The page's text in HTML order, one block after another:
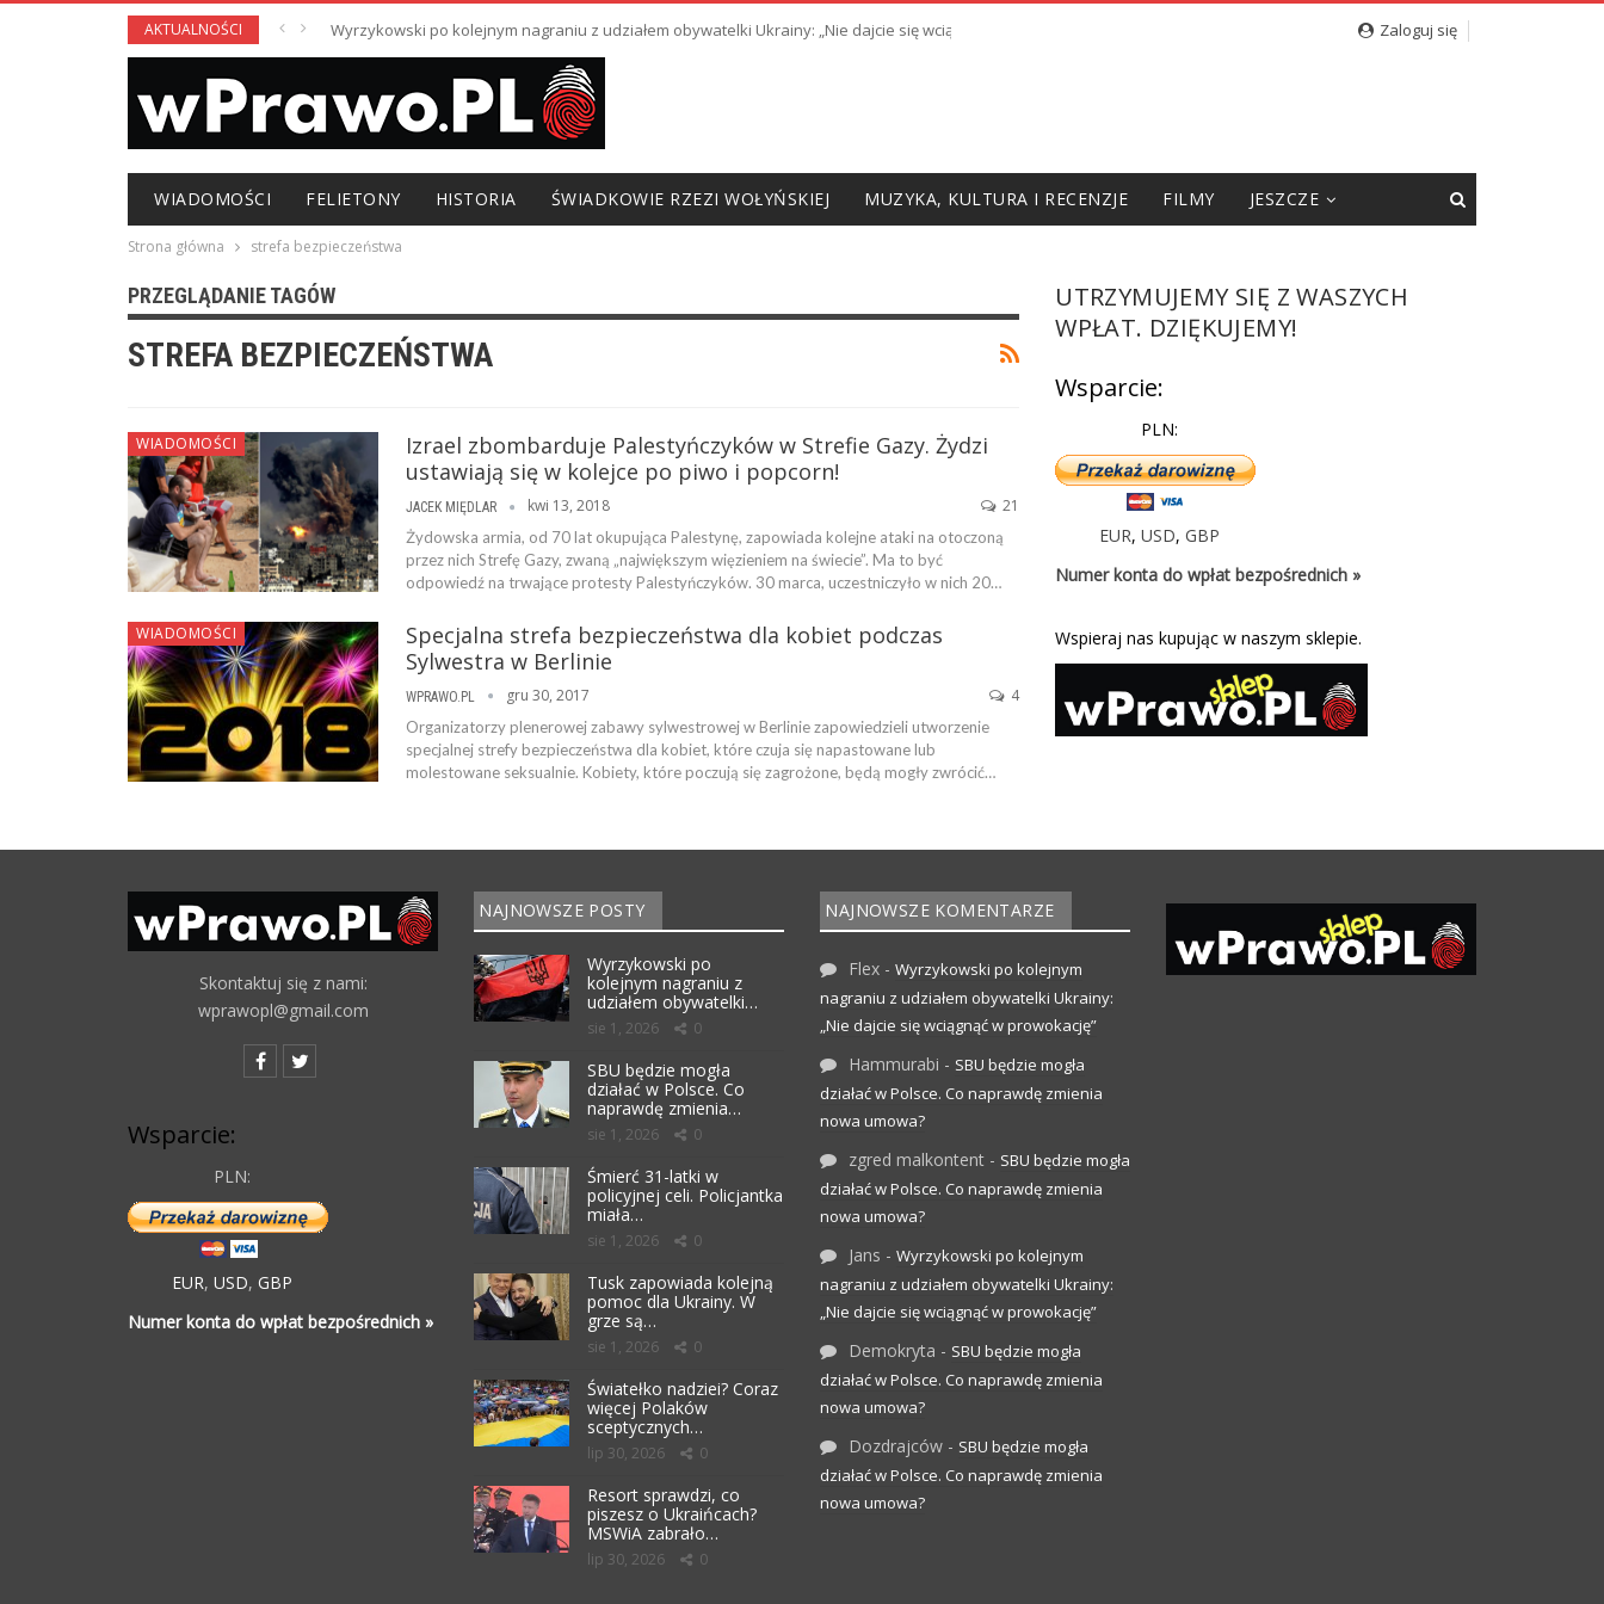
AKTUALNOŚCI Wyrzykowski po kolejnym nagraniu z udziałem obywatelki Ukrainy: „Nie dajcie się wciągnąć w prowokację” Zaloguj się
WIADOMOŚCI FELIETONY HISTORIA ŚWIADKOWIE RZEZI WOŁYŃSKIEJ MUZYKA, KULTURA I RECENZJE FILMY JESZCZE
Strona główna strefa bezpieczeństwa
PRZEGLĄDANIE TAGÓW
STREFA BEZPIECZEŃSTWA
WIADOMOŚCI
Izrael zbombarduje Palestyńczyków w Strefie Gazy. Żydzi
ustawiają się w kolejce po piwo i popcorn!
JACEK MIĘDLAR kwi 13, 2018 21
Żydowska armia, od 70 lat okupująca Palestynę, zapowiada kolejne ataki na otoczoną
przez nich Strefę Gazy, zwaną „największym więzieniem na świecie”. Ma to być
odpowiedź na trwające protesty Palestyńczyków. 30 marca, uczestniczyło w nich 20…
WIADOMOŚCI
Specjalna strefa bezpieczeństwa dla kobiet podczas
Sylwestra w Berlinie
WPRAWO.PL gru 30, 2017 4
Organizatorzy plenerowej zabawy sylwestrowej w Berlinie zapowiedzieli utworzenie
specjalnej strefy bezpieczeństwa dla kobiet, które czuja się napastowane lub
molestowane seksualnie. Kobiety, które poczują się zagrożone, będą mogły zwrócić…
UTRZYMUJEMY SIĘ Z WASZYCH
WPŁAT. DZIĘKUJEMY!
Wsparcie:
PLN:
EUR,USD,GBP
Numer konta do wpłat bezpośrednich »
Wspieraj nas kupując w naszym sklepie.
Skontaktuj się z nami:
wprawopl@gmail.com
Wsparcie:
PLN:
EUR, USD, GBP
Numer konta do wpłat bezpośrednich »
NAJNOWSZE POSTY
Wyrzykowski po
kolejnym nagraniu z
udziałem obywatelki…
sie 1, 2026 0
SBU będzie mogła
działać w Polsce. Co
naprawdę zmienia…
sie 1, 2026 0
Śmierć 31-latki w
policyjnej celi. Policjantka
miała…
sie 1, 2026 0
Tusk zapowiada kolejną
pomoc dla Ukrainy. W
grze są…
sie 1, 2026 0
Światełko nadziei? Coraz
więcej Polaków
sceptycznych…
lip 30, 2026 0
Resort sprawdzi, co
piszesz o Ukraińcach?
MSWiA zabrało…
lip 30, 2026 0
NAJNOWSZE KOMENTARZE
Flex - Wyrzykowski po kolejnym
nagraniu z udziałem obywatelki Ukrainy:
„Nie dajcie się wciągnąć w prowokację”
Hammurabi - SBU będzie mogła
działać w Polsce. Co naprawdę zmienia
nowa umowa?
zgred malkontent - SBU będzie mogła
działać w Polsce. Co naprawdę zmienia
nowa umowa?
Jans - Wyrzykowski po kolejnym
nagraniu z udziałem obywatelki Ukrainy:
„Nie dajcie się wciągnąć w prowokację”
Demokryta - SBU będzie mogła
działać w Polsce. Co naprawdę zmienia
nowa umowa?
Dozdrajców - SBU będzie mogła
działać w Polsce. Co naprawdę zmienia
nowa umowa?